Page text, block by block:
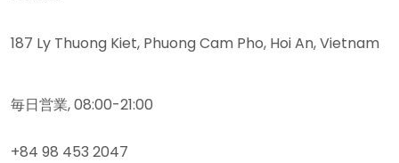
187 Ly Thuong Kiet, Phuong Cam Pho, Hoi An, Vietnam
毎日営業, 08:00-21:00
+84 98 453 2047